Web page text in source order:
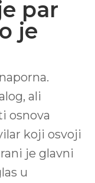
par
je
ali
osnova
koji osvoji
je glavni
u